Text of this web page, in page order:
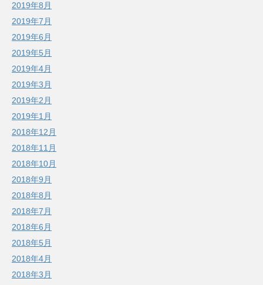
2019年8月
2019年7月
2019年6月
2019年5月
2019年4月
2019年3月
2019年2月
2019年1月
2018年12月
2018年11月
2018年10月
2018年9月
2018年8月
2018年7月
2018年6月
2018年5月
2018年4月
2018年3月